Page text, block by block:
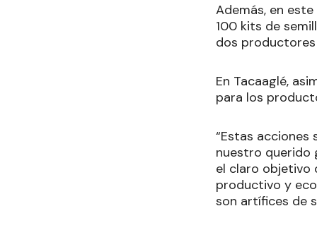
Además, en
100 kits de
dos productores
En Tacaaglé,
para los
“Estas
nuestro querido
el claro objetivo
productivo y
son artífices de